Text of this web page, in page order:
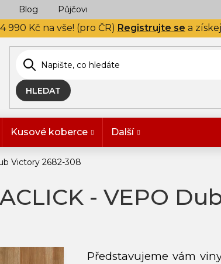
990 Kč na vše! (pro ČR) Registrujte se a
Blog Půjčovna
HLEDAT
Kusové koberce Další
Victory 2682-308
- VEPO
Představujeme vám